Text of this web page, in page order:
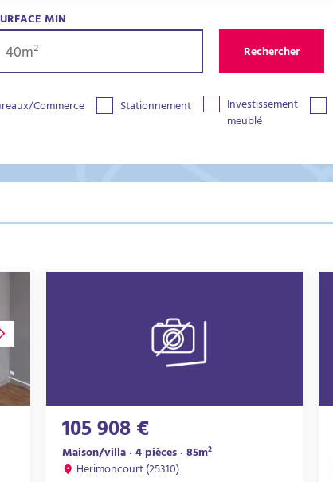
MIN
Rechercher
Commerce Stationnement Investissement
meublé
105 908 €
Maison/villa · 4 pièces · 85m²
Herimoncourt (25310)